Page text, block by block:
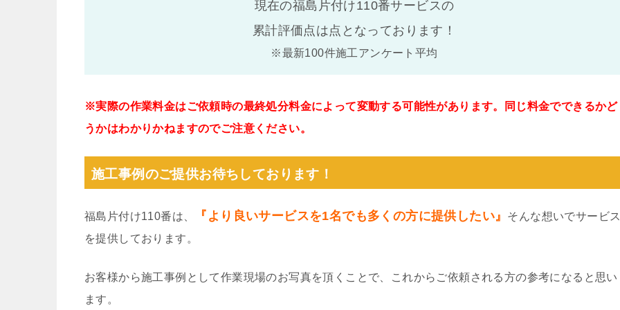
現在の福島片付け110番サービスの
累計評価点は点となっております！
※最新100件施工アンケート平均
※実際の作業料金はご依頼時の最終処分料金によって変動する可能性があります。同じ料金でできるかど
うかはわかりかねますのでご注意ください。
施工事例のご提供お待ちしております！
福島片付け110番は、 『より良いサービスを1名でも多くの方に提供したい』
そんな想いでサービス
を提供しております。
お客様から施工事例として作業現場のお写真を頂くことで、これからご依頼される方の参考になると思い
ます。